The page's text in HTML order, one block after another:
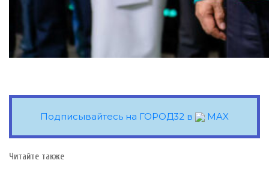
Подписывайтесь на ГОРОД32 в MAX
Читайте также